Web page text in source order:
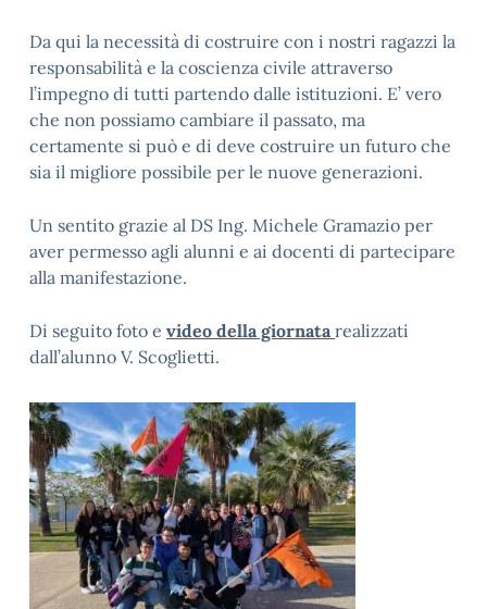
Da qui la necessità di costruire con i nostri ragazzi la
responsabilità e la coscienza civile attraverso
l’impegno di tutti partendo dalle istituzioni. E’ vero
che non possiamo cambiare il passato, ma
certamente si può e di deve costruire un futuro che
sia il migliore possibile per le nuove generazioni.
Un sentito grazie al DS Ing. Michele Gramazio per
aver permesso agli alunni e ai docenti di partecipare
alla manifestazione.
Di seguito foto e video della giornatarealizzati
dall’alunno V. Scoglietti.